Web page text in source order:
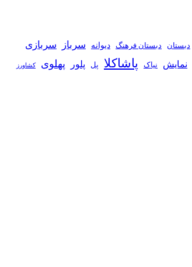
دبستان دبستان فرهنگ دیوانه سرباز سربازی
نمایش نیاک پاشاکلا پل پلور پهلوی کشاورز